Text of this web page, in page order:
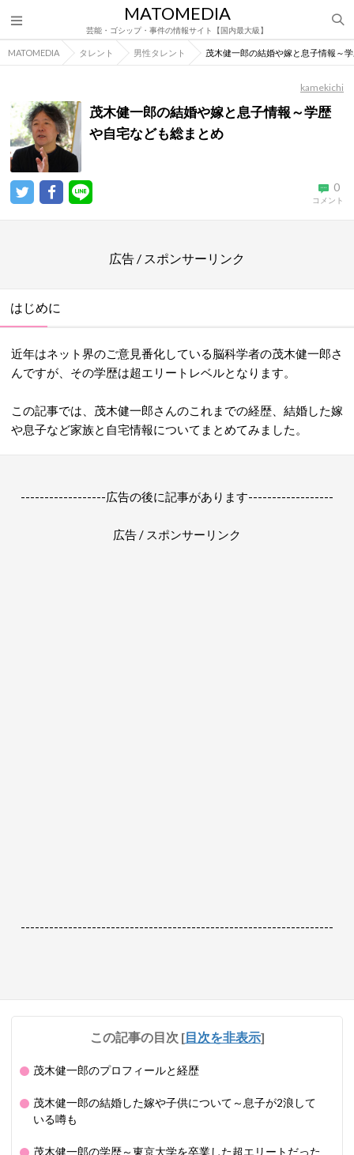
MATOMEDIA
芸能・ゴシップ・事件の情報サイト【国内最大級】
MATOMEDIA タレント 男性タレント 茂木健一郎の結婚や嫁と息子情報～
kamekichi
茂木健一郎の結婚や嫁と息子情報～学歴
や自宅なども総まとめ
0
コメント
広告 / スポンサーリンク
はじめに
近年はネット界のご意見番化している脳科学者の茂木健一郎さ
んですが、その学歴は超エリートレベルとなります。
この記事では、茂木健一郎さんのこれまでの経歴、結婚した嫁
や息子など家族と自宅情報についてまとめてみました。
------------------広告の後に記事があります------------------
広告 / スポンサーリンク
------------------------------------------------------------------
この記事の目次 [目次を非表示]
茂木健一郎のプロフィールと経歴
茂木健一郎の結婚した嫁や子供について～息子が2浪して
いる噂も
茂木健一郎の学歴～東京大学を卒業した超エリートだった